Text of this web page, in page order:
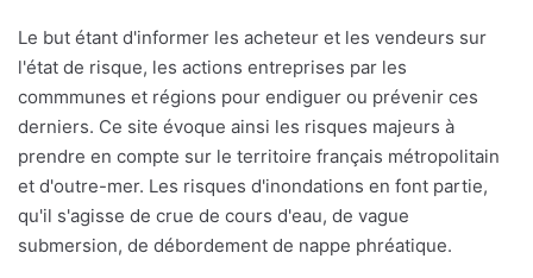
Le but étant d'informer les acheteur et les vendeurs sur
l'état de risque, les actions entreprises par les
commmunes et régions pour endiguer ou prévenir ces
derniers. Ce site évoque ainsi les risques majeurs à
prendre en compte sur le territoire français métropolitain
et d'outre-mer. Les risques d'inondations en font partie,
qu'il s'agisse de crue de cours d'eau, de vague
submersion, de débordement de nappe phréatique.